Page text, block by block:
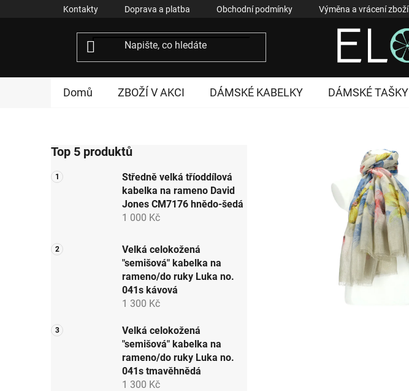
Kontakty Doprava a platba Obchodní podmínky Výměna a vrácení zboží
Domů ZBOŽÍ V AKCI DÁMSKÉ KABELKY DÁMSKÉ TAŠKY
o
s
t
n
e
Top 5 produktů
Středně velká tříoddílová
kabelka na rameno David
Jones CM7176 hnědo-šedá
1 000 Kč
Velká celokožená
"semišová" kabelka na
rameno/do ruky Luka no.
041s kávová
1 300 Kč
Velká celokožená
"semišová" kabelka na
rameno/do ruky Luka no.
041s tmavěhnědá
1 300 Kč